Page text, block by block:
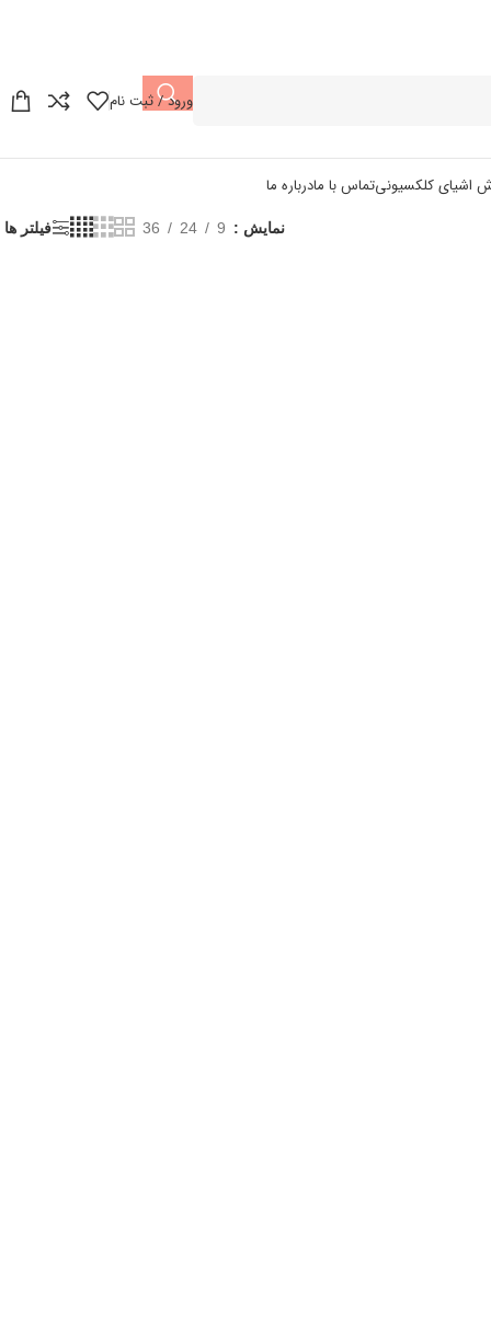
ورود / ثبت نام
اشیای کلکسیونیتماس با مادرباره ما
نمایش 9
24
36 فیلتر ها